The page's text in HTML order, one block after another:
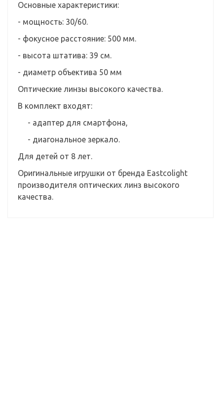
Основные характеристики:
- мощность: 30/60.
- фокусное расстояние: 500 мм.
- высота штатива: 39 см.
- диаметр объектива 50 мм
Оптические линзы высокого качества.
В комплект входят:
- адаптер для смартфона,
- диагональное зеркало.
Для детей от 8 лет.
Оригинальные игрушки от бренда Eastcolight
производителя оптических линз высокого
качества.